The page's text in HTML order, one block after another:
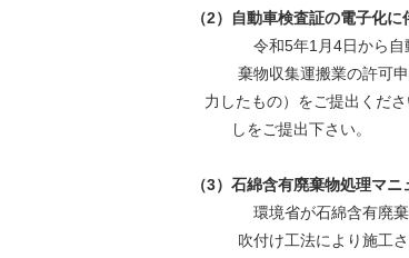
（2）自動車検査証の電子化
令和5年1月4日から自動車
棄物収集運搬業の許可申請
力したもの）をご提出くだ
しをご提出下さい。
（3）石綿含有廃棄物処理マ
環境省が石綿含有廃棄物処
吹付け工法により施工され